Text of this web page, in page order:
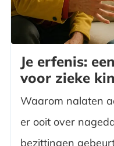
Je erfenis:
voor zieke
Waarom nalaten
er ooit over
bezittingen